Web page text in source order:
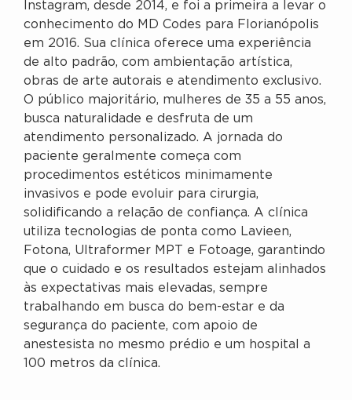
Instagram, desde 2014, e foi a primeira a levar o
conhecimento do MD Codes para Florianópolis
em 2016. Sua clínica oferece uma experiência
de alto padrão, com ambientação artística,
obras de arte autorais e atendimento exclusivo.
O público majoritário, mulheres de 35 a 55 anos,
busca naturalidade e desfruta de um
atendimento personalizado. A jornada do
paciente geralmente começa com
procedimentos estéticos minimamente
invasivos e pode evoluir para cirurgia,
solidificando a relação de confiança. A clínica
utiliza tecnologias de ponta como Lavieen,
Fotona, Ultraformer MPT e Fotoage, garantindo
que o cuidado e os resultados estejam alinhados
às expectativas mais elevadas, sempre
trabalhando em busca do bem-estar e da
segurança do paciente, com apoio de
anestesista no mesmo prédio e um hospital a
100 metros da clínica.